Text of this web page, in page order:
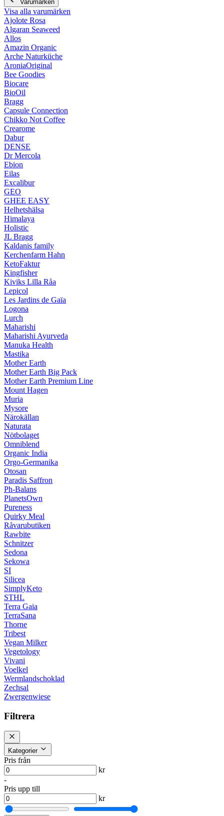
Varumärken
Visa alla varumärken
Ajolote Rosa
Algaran Seaweed
Allos
Amazin Organic
Arche Naturküche
AroniaOriginal
Bee Goodies
Biocare
BioOil
Bragg
Capsule Connection
Chikko Not Coffee
Crearome
Dabur
DENSE
Dr Mercola
Ebion
Eilas
Excalibur
GEO
GHEE EASY
Helhetshälsa
Himalaya
Holistic
JL Bragg
Kaldanis family
Kerchenfarm Hahn
KetoFaktur
Kingfisher
Kiviks Lilla Råa
Lepicol
Les Jardins de Gaïa
Logona
Lurch
Maharishi
Maharishi Ayurveda
Manuka Health
Mastika
Mother Earth
Mother Earth Big Pack
Mother Earth Premium Line
Mount Hagen
Muria
Mysore
Närokällan
Naturata
Nötbolaget
Omniblend
Organic India
Orgo-Germanika
Otosan
Paradis Saffron
Ph-Balans
PlanetsOwn
Pureness
Quirky Meal
Råvarubutiken
Rawbite
Schnitzer
Sedona
Sekowa
SI
Silicea
SimplyKeto
STHL
Terra Gaia
TerraSana
Thorne
Tribest
Vegan Milker
Vegetology
Vivani
Voelkel
Wermlandschoklad
Zechsal
Zwergenwiese
Filtrera
Kategorier
Pris från
kr
-
Pris upp till
kr